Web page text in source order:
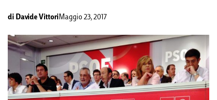
di Davide VittoriMaggio 23, 2017